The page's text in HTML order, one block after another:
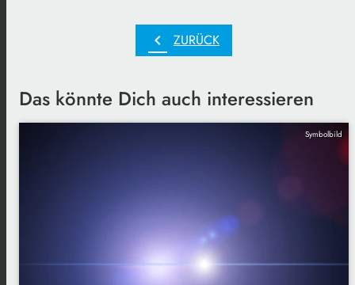
chevron_left ZURÜCK
Das könnte Dich auch interessieren
Symbolbild